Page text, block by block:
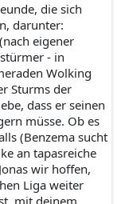
die sich
darunter:
eigener
- in
Wolking
Sturms der
dass er seinen
müsse. Ob es
(Benzema sucht
an tapasreiche
wir hoffen,
Liga weiter
mit deinem